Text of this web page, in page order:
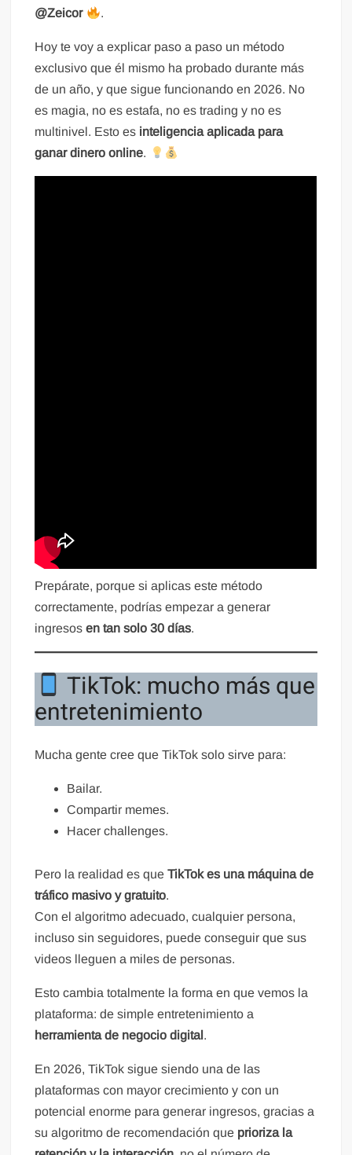
@Zeicor
.
Hoy te voy a explicar paso a paso un método
exclusivo que él mismo ha probado durante más
de un año, y que sigue funcionando en 2026. No
es magia, no es estafa, no es trading y no es
multinivel. Esto es inteligencia aplicada para
ganar dinero online.
Prepárate, porque si aplicas este método
correctamente, podrías empezar a generar
ingresosen tan solo 30 días.
TikTok: mucho más que
entretenimiento
Mucha gente cree que TikTok solo sirve para:
Bailar.
Compartir memes.
Hacer challenges.
Pero la realidad es queTikTok es una máquina de
tráfico masivo y gratuito.
Con el algoritmo adecuado, cualquier persona,
incluso sin seguidores, puede conseguir que sus
videos lleguen a miles de personas.
Esto cambia totalmente la forma en que vemos la
plataforma: de simple entretenimiento a
herramienta de negocio digital .
En 2026, TikTok sigue siendo una de las
plataformas con mayor crecimiento y con un
potencial enorme para generar ingresos, gracias a
su algoritmo de recomendación que prioriza la